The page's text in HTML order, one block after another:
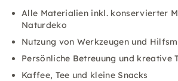
Alle Materialien inkl. konservierter
Naturdeko
Nutzung von Werkzeugen und
Persönliche Betreuung und kreative
Kaffee, Tee und kleine Snacks